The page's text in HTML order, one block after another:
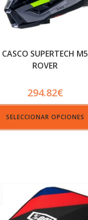
CASCO SUPERTECH M5
ROVER
294.82€
SELECCIONAR OPCIONES